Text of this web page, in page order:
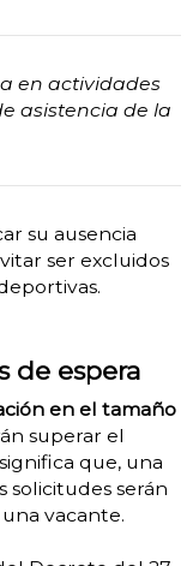
en actividades
asistencia de la
su ausencia
ser excluidos
de espera
en el tamaño
superar el
que, una
solicitudes serán
vacante.